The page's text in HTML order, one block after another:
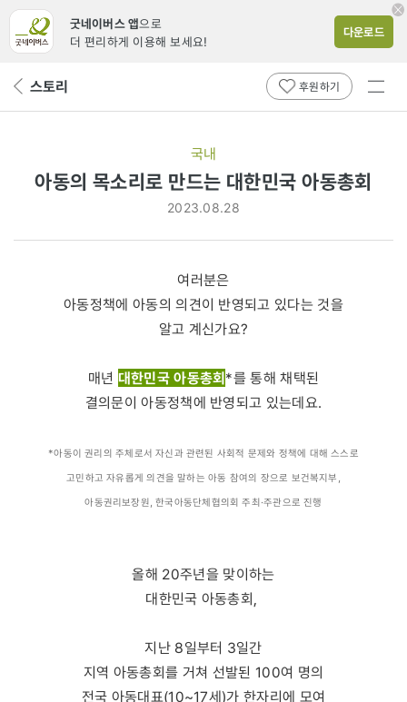
굿네이버스 앱으로
더 편리하게 이용해 보세요!
다운로드
뒤 스토리 후원하기
전체
국내
아동의 목소리로 만드는 대한민국 아동총회
2023.08.28
여러분은
아동정책에 아동의 의견이 반영되고 있다는 것을
알고 계신가요?
매년 대한민국 아동총회*를 통해 채택된
결의문이 아동정책에 반영되고 있는데요.
*아동이 권리의 주체로서 자신과 관련된 사회적 문제와 정책에 대해 스스로
고민하고 자유롭게 의견을 말하는 아동 참여의 장으로 보건복지부,
아동권리보장원, 한국아동단체협의회 주최·주관으로 진행
올해 20주년을 맞이하는
대한민국 아동총회,
지난 8일부터 3일간
지역 아동총회를 거쳐 선발된 100여 명의
전국 아동대표(10~17세)가 한자리에 모여